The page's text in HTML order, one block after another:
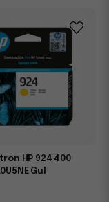
HP 924 400
Gul